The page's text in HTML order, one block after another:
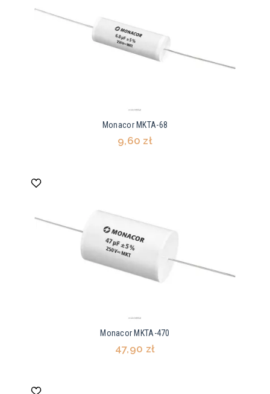
Monacor MKTA-68
9,60 zł
Monacor MKTA-470
47,90 zł